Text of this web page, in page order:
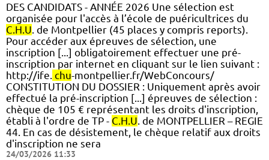
DES CANDIDATS - ANNÉE 2026 Une sélection est
organisée pour l'accès à l’école de puéricultrices du
C.H.U . de Montpellier (45 places y compris reports).
Pour accéder aux épreuves de sélection, une
inscription [...] obligatoirement effectuer une pré-
inscription par internet en cliquant sur le lien suivant :
http://ife. chu-montpellier.fr/WebConcours/
CONSTITUTION DU DOSSIER : Uniquement après avoir
effectué la pré-inscription [...] épreuves de sélection :
chèque de 105 € représentant les droits d'inscription,
établi à l'ordre de TP - C.H.U . de MONTPELLIER – REGIE
44. En cas de désistement, le chèque relatif aux droits
d'inscription ne sera
24/03/2026 11:33